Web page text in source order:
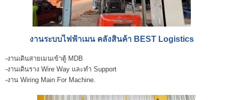
งานระบบไฟฟ้าเมน คลังสินค้า BEST Logistics
-งานเดินสายเมนเข้าตู้ MDB
-งานเดินราง Wire Way และทำ Support
-งาน Wiring Main For Machine.